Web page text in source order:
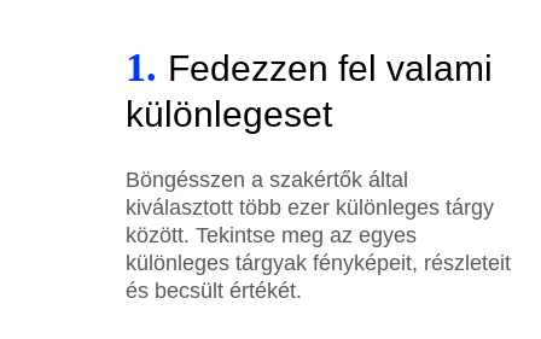
1. Fedezzen fel valami
különlegeset
Böngésszen a szakértők által
kiválasztott több ezer különleges tárgy
között. Tekintse meg az egyes
különleges tárgyak fényképeit, részleteit
és becsült értékét.